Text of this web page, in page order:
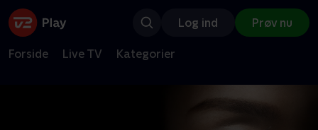
Log ind Prøv nu
Forside Live TV Kategorier